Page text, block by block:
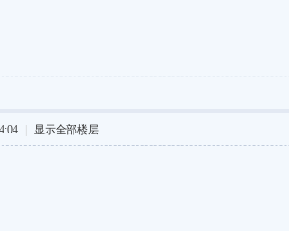
显示全部楼层